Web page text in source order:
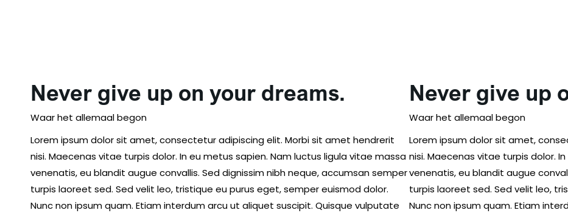
Never give up on your dreams.
Waar het allemaal begon
Lorem ipsum dolor sit amet, consectetur adipiscing elit. Morbi sit amet hendrerit
nisi. Maecenas vitae turpis dolor. In eu metus sapien. Nam luctus ligula vitae massa
venenatis, eu blandit augue convallis. Sed dignissim nibh neque, accumsan semper
turpis laoreet sed. Sed velit leo, tristique eu purus eget, semper euismod dolor.
Nunc non ipsum quam. Etiam interdum arcu ut aliquet suscipit. Quisque vulputate
Never give up
Waar het allemaal begon
Lorem ipsum dolor sit amet,
nisi. Maecenas vitae turpis dolor.
venenatis, eu blandit augue
turpis laoreet sed. Sed velit leo,
Nunc non ipsum quam. Etiam